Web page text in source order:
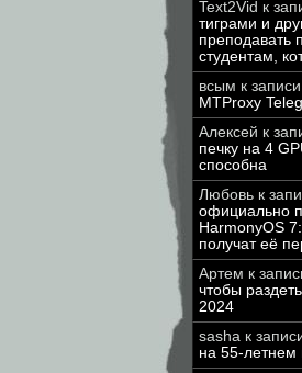
Text2Vid к
тиграми и
преподавать
студентам,
всым к записи
MTProxy
Алексей к
печку на 4
способна
Любовь к
официально
HarmonyOS
получат её
Артем к
чтобы
2024
sasha к
на 55-летнем